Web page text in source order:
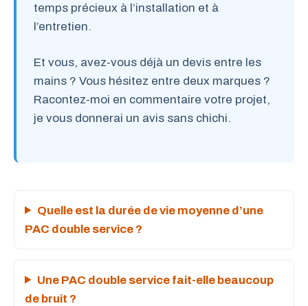
temps précieux à l’installation et à
l’entretien.
Et vous, avez-vous déjà un devis entre les
mains ? Vous hésitez entre deux marques ?
Racontez-moi en commentaire votre projet,
je vous donnerai un avis sans chichi.
Quelle est la durée de vie moyenne d’une
PAC double service ?
Une PAC double service fait-elle beaucoup
de bruit ?